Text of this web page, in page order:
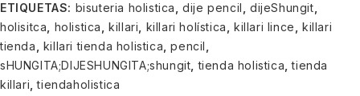
ETIQUETAS: bisuteria holistica,dije pencil ,dijeShungit,
holisitca, holistica, killari, killari holística, killari lince, killari
tienda, killari tienda holistica,pencil ,
sHUNGITA;DIJESHUNGITA;shungit,tienda holistica,tienda
killari,tiendaholistica